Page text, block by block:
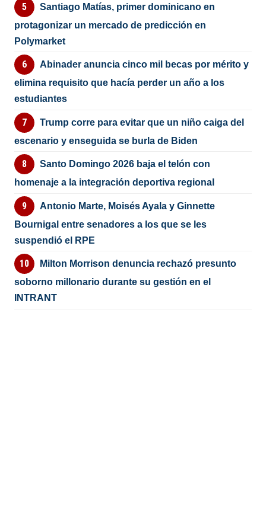
Santiago Matías, primer dominicano en
protagonizar un mercado de predicción en
Polymarket
Abinader anuncia cinco mil becas por mérito y
elimina requisito que hacía perder un año a los
estudiantes
Trump corre para evitar que un niño caiga del
escenario y enseguida se burla de Biden
Santo Domingo 2026 baja el telón con
homenaje a la integración deportiva regional
Antonio Marte, Moisés Ayala y Ginnette
Bournigal entre senadores a los que se les
suspendió el RPE
Milton Morrison denuncia rechazó presunto
soborno millonario durante su gestión en el
INTRANT